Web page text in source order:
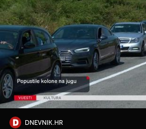
DNEVNIK.HR